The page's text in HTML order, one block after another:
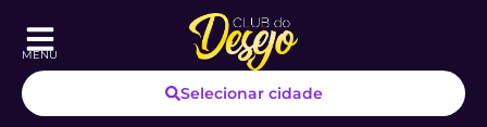
MENU
Selecionar cidade